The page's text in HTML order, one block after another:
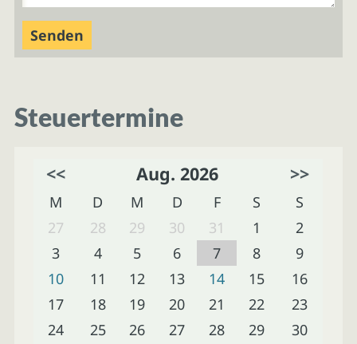
Steuertermine
<< Aug. 2026 >>
M D M D F S
S
27
28 29 30 31 1
2
3
4 5 6 7 8
9
10
11 12 13 14 15
16
17
18 19 20 21 22
23
24
25 26 27 28 29
30